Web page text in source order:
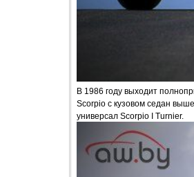
В 1986 году выходит
Scorpio с кузовом седан
универсал Scorpio I Turnier.